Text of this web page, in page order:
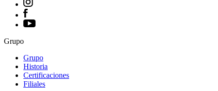
Grupo
Grupo
Historia
Certificaciones
Filiales